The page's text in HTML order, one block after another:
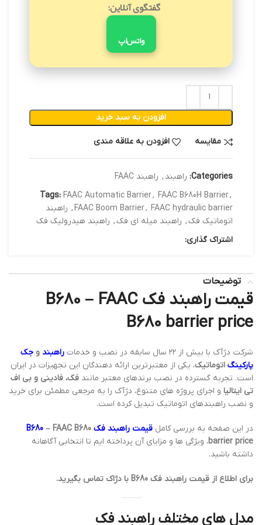
گفتگوی آنلاین:
واتس‌اپ
افزودن به سبد خرید
مقایسه افزودن به علاقه مندی
Categories: راهبند , راهبند FAAC
Tags: FAAC Automatic Barrier, FAAC B680H Barrier,
FAAC Boom Barrier, FAAC hydraulic barrier
, راهبند
اتوماتیک فک, راهبند میله ای فک, راهبند هیدرولیک فک
اشتراک گذاری:
توضیحات
قیمت راهبند فک B680 – FAAC
B680 barrier price
شرکت دژآک با بیش از ۲۲ سال سابقه در نصب و خدمات راهبند و جک
پارکینگ اتوماتیک، یکی از معتبرترین ارائه دهندگان این تجهیزات در ایران
است. تجربه گسترده در نصب برندهای معتبر مانند فک، فادینی و بی اف
تی ایتالیا و اجرای پروژه های متنوع، دژآک را به مرجعی مطمئن برای خرید
و نصب راهبندهای اتوماتیک تبدیل کرده است.
در این صفحه به بررسی کامل قیمت راهبند فک B680 – FAAC B680
barrier price، ویژگی ها و مزایای آن پرداخته ایم تا انتخابی آگاهانه
داشته باشید.
برای اطلاع از قیمت راهبند فک B680 با دژاک تماس بگیرید.
مدل های مختلف راهبند فک